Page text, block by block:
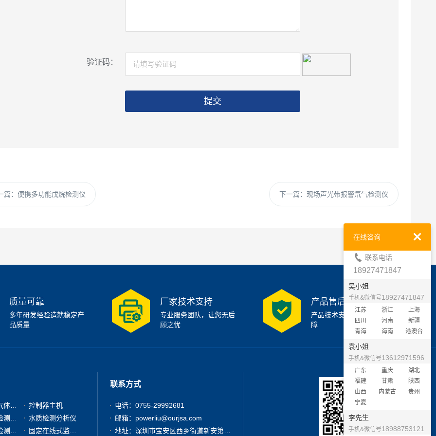
验证码：
提交
篇： 便携多功能戊烷检测仪 下一篇： 现场声光带报警氘气检测仪
质量可靠
多年研发经验造就稳定产
品质量
厂家技术支持
专业服务团队，让您无后
顾之忧
产品售后支持
产品技术支持7x24小时保
障
控制器主机
水质检测分析仪
固定在线式监测报警仪
联系方式
电话：0755-29992681
邮箱：powerliu@ourjsa.com
地址：深圳市宝安区西乡街道新安第二工业区A3栋6楼南
在线咨询
联系电话
18927471847
吴小姐
手机&微信号18927471847
江苏 浙江
上海
四川
河南
新疆
青海
海南 港澳台
袁小姐
手机&微信号13612971596
广东 重庆
湖北
福建
甘肃
陕西
山西
内蒙古
贵州
宁夏
李先生
手机&微信号18988753121